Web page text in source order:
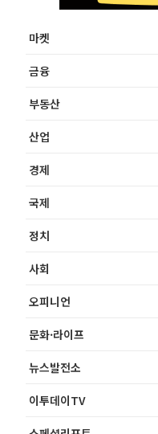
마켓
금융
부동산
산업
경제
국제
정치
사회
오피니언
문화·라이프
뉴스발전소
이투데이TV